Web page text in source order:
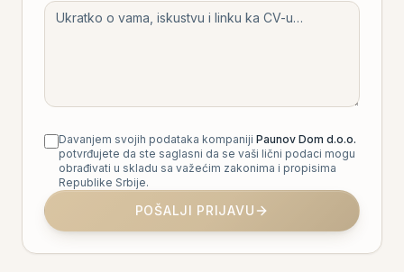
Davanjem svojih podataka kompaniji Paunov Dom d.o.o.
potvrđujete da ste saglasni da se vaši lični podaci mogu
obrađivati u skladu sa važećim zakonima i propisima
Republike Srbije.
POŠALJI PRIJAVU